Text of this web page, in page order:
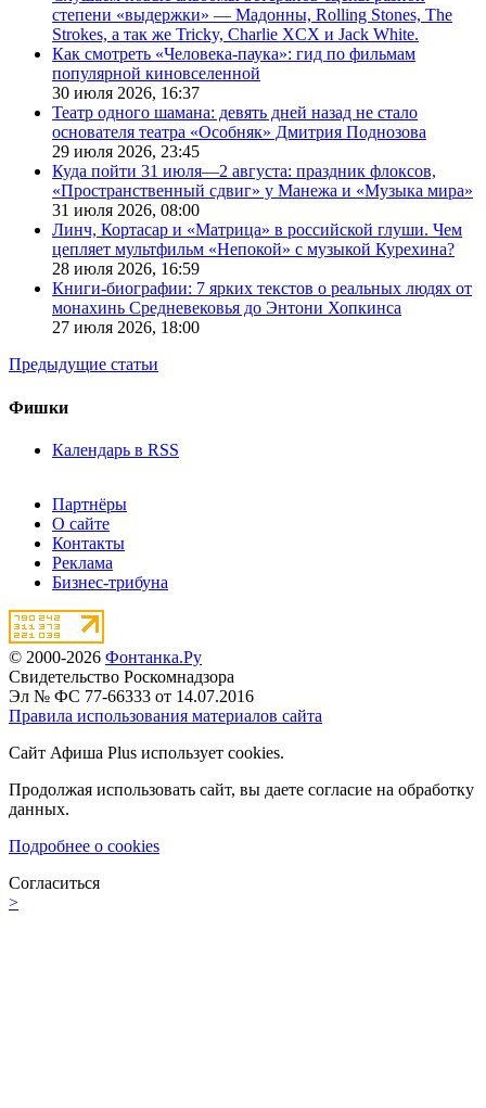
степени «выдержки» — Мадонны, Rolling Stones, The
Strokes, а так же Tricky, Charlie XCX и Jack White.
Как смотреть «Человека-паука»: гид по фильмам
популярной киновселенной
30 июля 2026, 16:37
Театр одного шамана: девять дней назад не стало
основателя театра «Особняк» Дмитрия Поднозова
29 июля 2026, 23:45
Куда пойти 31 июля—2 августа: праздник флоксов,
«Пространственный сдвиг» у Манежа и «Музыка мира»
31 июля 2026, 08:00
Линч, Кортасар и «Матрица» в российской глуши. Чем
цепляет мультфильм «Непокой» с музыкой Курехина?
28 июля 2026, 16:59
Книги-биографии: 7 ярких текстов о реальных людях от
монахинь Средневековья до Энтони Хопкинса
27 июля 2026, 18:00
Предыдущие статьи
Фишки
Календарь в RSS
Партнёры
О сайте
Контакты
Реклама
Бизнес-трибуна
© 2000-2026 Фонтанка.Ру
Свидетельство Роскомнадзора
Эл № ФС 77-66333 от 14.07.2016
Правила использования материалов сайта
Сайт Афиша Plus использует cookies.
Продолжая использовать сайт, вы даете согласие на обработку
данных.
Подробнее о cookies
Согласиться
>